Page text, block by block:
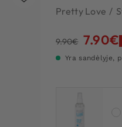
Pretty Love /
9.90€ Original
7.90€
Yra sandėlyje,